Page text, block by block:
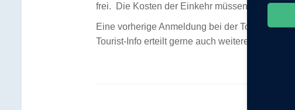
frei. Die Kosten der Einkehr müssen selbst
Eine vorherige Anmeldung bei der Tourist-
Tourist-Info erteilt gerne auch weitere Infos zu